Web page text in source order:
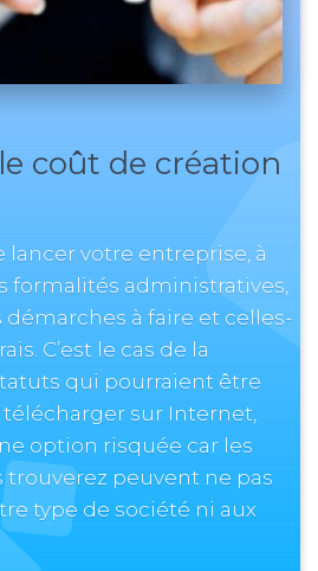
coût de création
lancer votre entreprise, à
formalités administratives,
démarches à faire et celles-
C’est le cas de la
qui pourraient être
sur Internet,
option risquée car les
trouverez peuvent ne pas
type de société ni aux